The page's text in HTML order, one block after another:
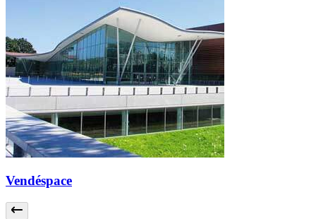
Vendéspace